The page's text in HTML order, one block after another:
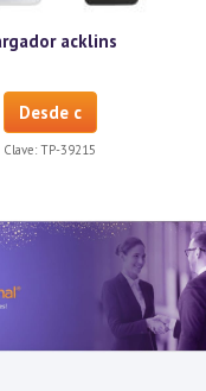
acklins
Desde c
Clave: TP-39215